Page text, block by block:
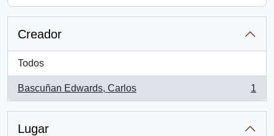
Creador
Todos
Bascuñan Edwards, Carlos
, 1 resultados
1
Lugar